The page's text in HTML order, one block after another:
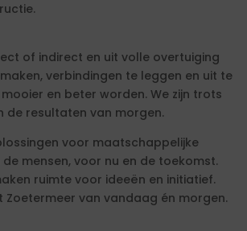
of indirect en uit volle overtuiging
verbindingen te leggen en uit te
en beter worden. We zijn trots
resultaten van morgen.
voor maatschappelijke
mensen, voor nu en de toekomst.
ruimte voor ideeën en initiatief.
van vandaag én morgen.